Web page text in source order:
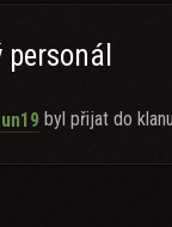
byl přijat do